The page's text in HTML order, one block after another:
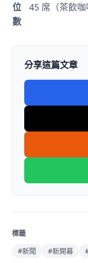
位
數
45 席（茶飲咖
分享這篇文章
標籤
#新聞
#新開幕